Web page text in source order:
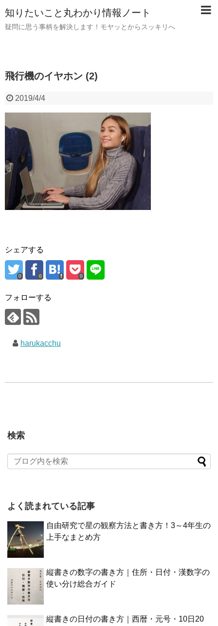
知りたいこと丸わかり情報ノート
疑問に思う事柄を解決します！モヤッとからスッキリへ
飛行機のイヤホン (2)
2019/4/4
シェアする
0 0 0
フォローする
harukacchu
検索
よく読まれている記事
自由研究で星の観察方法と書き方！3～4年生の
上手なまとめ方
縦書きの数字の書き方｜住所・日付・漢数字の
使い分け総合ガイド
縦書きの日付の書き方｜西暦・元号・10日20